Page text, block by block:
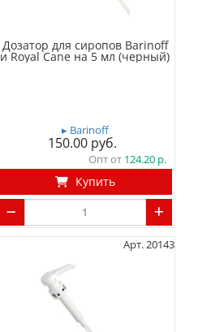
Дозатор для сиропов Barinoff
и Royal Cane на 5 мл (черный)
▸ Barinoff
150.00
Опт от 124.20
Купить
Арт. 20143